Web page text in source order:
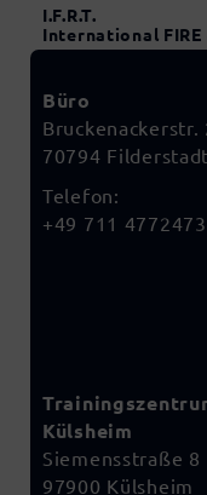
I.F.R.T.
International FIRE
Büro
Bruckenackerstr.
70794 Filderstadt
Telefon:
+49 711
Külsheim
Siemensstraße 8
97900 Külsheim